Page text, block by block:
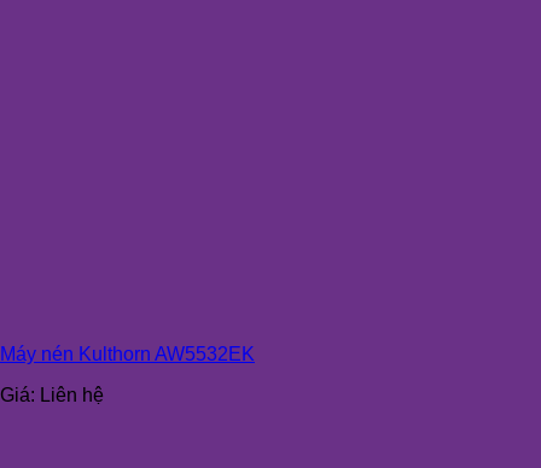
Máy nén Kulthorn AW5532EK
Giá: Liên hệ